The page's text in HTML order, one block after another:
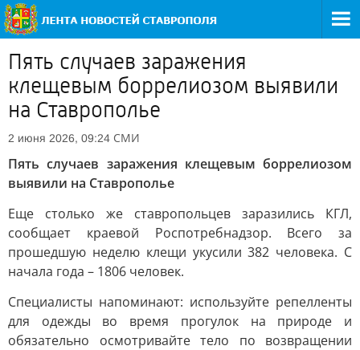
Пять случаев заражения
клещевым боррелиозом выявили
на Ставрополье
2 июня 2026, 09:24 СМИ
Пять случаев заражения клещевым боррелиозом
выявили на Ставрополье
Еще столько же ставропольцев заразились КГЛ,
сообщает краевой Роспотребнадзор. Всего за
прошедшую неделю клещи укусили 382 человека. С
начала года – 1806 человек.
Специалисты напоминают: используйте репелленты
для одежды во время прогулок на природе и
обязательно осмотривайте тело по возвращении